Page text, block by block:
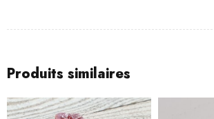
Produits similaires